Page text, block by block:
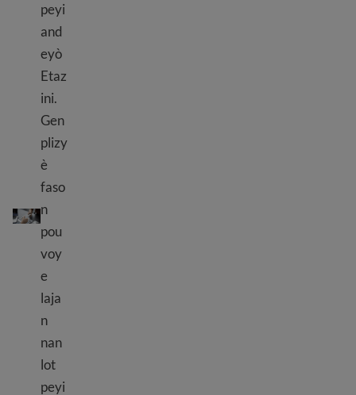
peyi
and
eyò
Etaz
ini.
Gen
plizy
è
faso
n
pou
voy
e
laja
n
nan
lot
peyi